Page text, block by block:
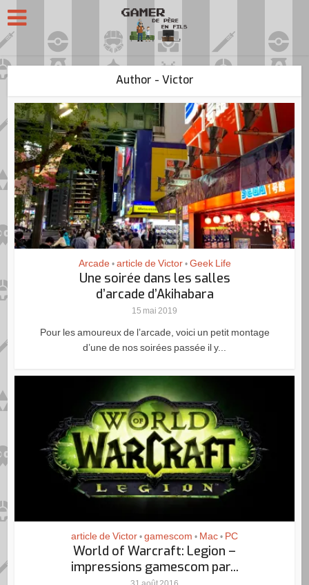
Author - Victor
Arcade • article de Victor • Geek Life
Une soirée dans les salles
d’arcade d’Akihabara
15 mai 2019
Pour les amoureux de l’arcade, voici un petit montage
d’une de nos soirées passée il y...
article de Victor • gamescom • Mac • PC
World of Warcraft: Legion –
impressions gamescom par...